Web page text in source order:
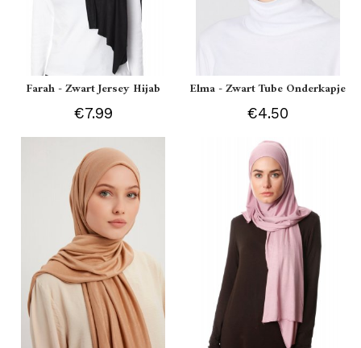
Farah - Zwart Jersey Hijab
€7.99
Elma - Zwart Tube Onderkapje
€4.50